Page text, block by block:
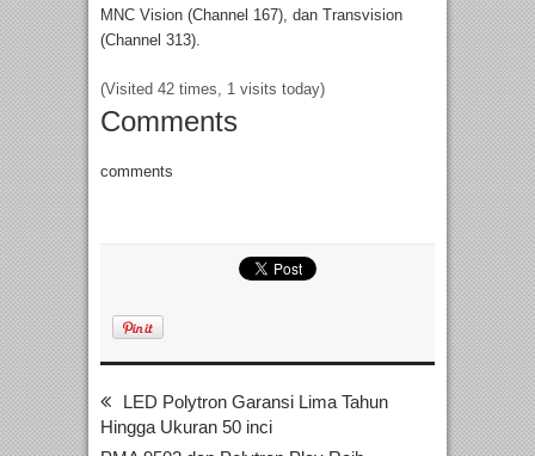
MNC Vision (Channel 167), dan Transvision
(Channel 313).
(Visited 42 times, 1 visits today)
Comments
comments
LED Polytron Garansi Lima Tahun
Hingga Ukuran 50 inci